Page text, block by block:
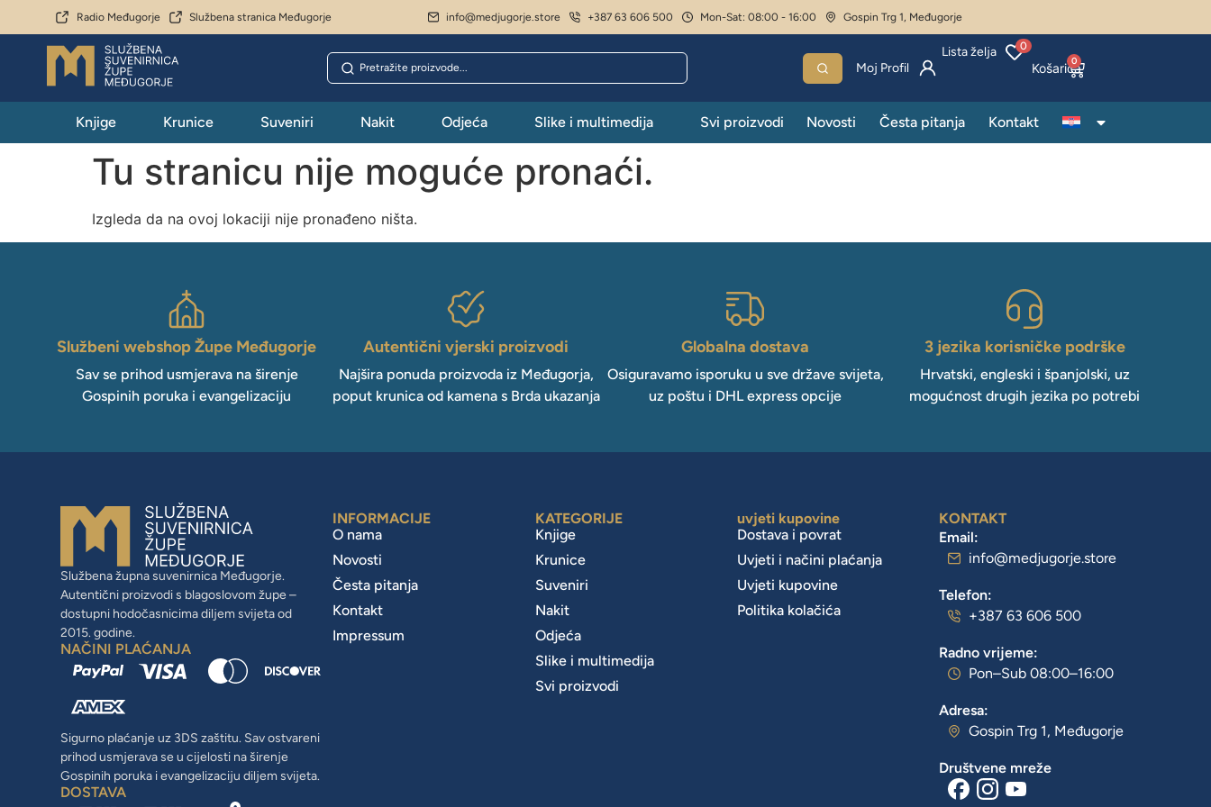
Radio Međugorje Službena stranica Međugorje info@medjugorje.store +387 63 606 500 Mon-Sat: 08:00 - 16:00 Gospin Trg 1, Međugorje
Lista želja 0
Moj Profil 0
Knjige Krunice Suveniri Nakit Odjeća Slike i multimedija Svi proizvodi Novosti Česta pitanja Kontakt
Tu stranicu nije moguće pronaći.
Izgleda da na ovoj lokaciji nije pronađeno ništa.
Službeni webshop Župe Međugorje
Sav se prihod usmjerava na širenje
Gospinih poruka i evangelizaciju
Autentični vjerski proizvodi
Najšira ponuda proizvoda iz Međugorja,
poput krunica od kamena s Brda ukazanja
Globalna dostava
Osiguravamo isporuku u sve države svijeta,
uz poštu i DHL express opcije
3 jezika korisničke podrške
Hrvatski, engleski i španjolski, uz
mogućnost drugih jezika po potrebi
Službena župna suvenirnica Međugorje.
Autentični proizvodi s blagoslovom župe –
dostupni hodočasnicima diljem svijeta od
2015. godine.
NAČINI PLAĆANJA
Sigurno plaćanje uz 3DS zaštitu. Sav ostvareni
prihod usmjerava se u cijelosti na širenje
Gospinih poruka i evangelizaciju diljem svijeta.
DOSTAVA
INFORMACIJE
O nama
Novosti
Česta pitanja
Kontakt
Impressum
KATEGORIJE
Knjige
Krunice
Suveniri
Nakit
Odjeća
Slike i multimedija
Svi proizvodi
uvjeti kupovine
Dostava i povrat
Uvjeti i načini plaćanja
Uvjeti kupovine
Politika kolačića
KONTAKT
Email:
info@medjugorje.store
Telefon:
+387 63 606 500
Radno vrijeme:
Pon–Sub 08:00–16:00
Adresa:
Gospin Trg 1, Međugorje
Društvene mreže